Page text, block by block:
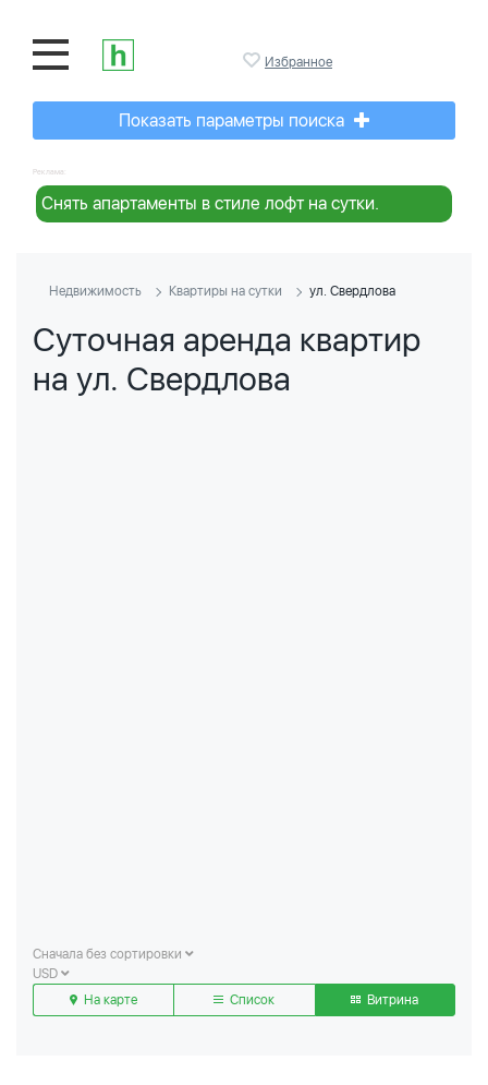
Избранное
Показать параметры поиска
Реклама:
Снять апартаменты в стиле лофт на сутки.
Недвижимость Квартиры на сутки ул. Свердлова
Суточная аренда квартир
на ул. Свердлова
Сначала без сортировки
USD
На карте
Список Витрина